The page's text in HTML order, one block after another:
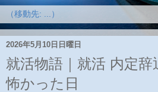
2026年5月10日日曜日
就活物語｜就活 内定
怖かった日